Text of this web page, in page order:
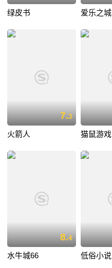
绿皮书 爱乐之城
7.3
火箭人 猫鼠游戏
8.4
水牛城66 低俗小说